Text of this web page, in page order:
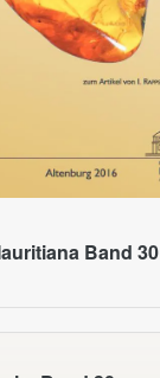
Band 30